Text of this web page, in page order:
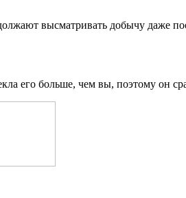
высматривать добычу даже
его больше, чем вы, поэтому он